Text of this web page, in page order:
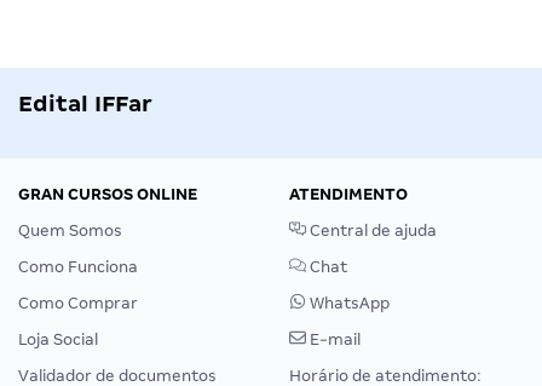
Edital IFFar
GRAN CURSOS ONLINE
Quem Somos
Como Funciona
Como Comprar
Loja Social
Validador de documentos
ATENDIMENTO
Central de ajuda
Chat
WhatsApp
E-mail
Horário de atendimento: